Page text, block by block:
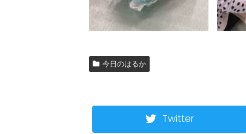
今日のはるか
Twitter